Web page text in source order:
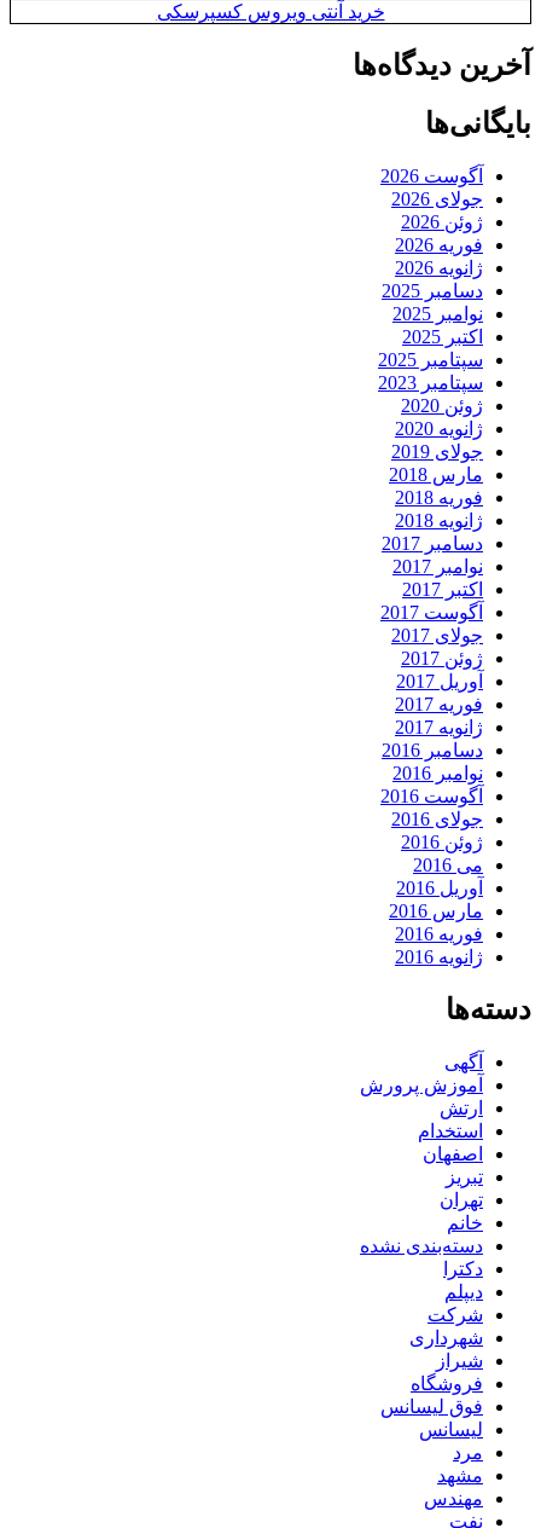
خرید آنتی ویروس کسپرسکی
آخرین دیدگاه‌ها
بایگانی‌ها
آگوست 2026
جولای 2026
ژوئن 2026
فوریه 2026
ژانویه 2026
دسامبر 2025
نوامبر 2025
اکتبر 2025
سپتامبر 2025
سپتامبر 2023
ژوئن 2020
ژانویه 2020
جولای 2019
مارس 2018
فوریه 2018
ژانویه 2018
دسامبر 2017
نوامبر 2017
اکتبر 2017
آگوست 2017
جولای 2017
ژوئن 2017
آوریل 2017
فوریه 2017
ژانویه 2017
دسامبر 2016
نوامبر 2016
آگوست 2016
جولای 2016
ژوئن 2016
می 2016
آوریل 2016
مارس 2016
فوریه 2016
ژانویه 2016
دسته‌ها
آگهی
آموزش پرورش
ارتش
استخدام
اصفهان
تبریز
تهران
خانم
دسته‌بندی نشده
دکترا
دیپلم
شرکت
شهرداری
شیراز
فروشگاه
فوق لیسانس
لیسانس
مرد
مشهد
مهندس
نفت